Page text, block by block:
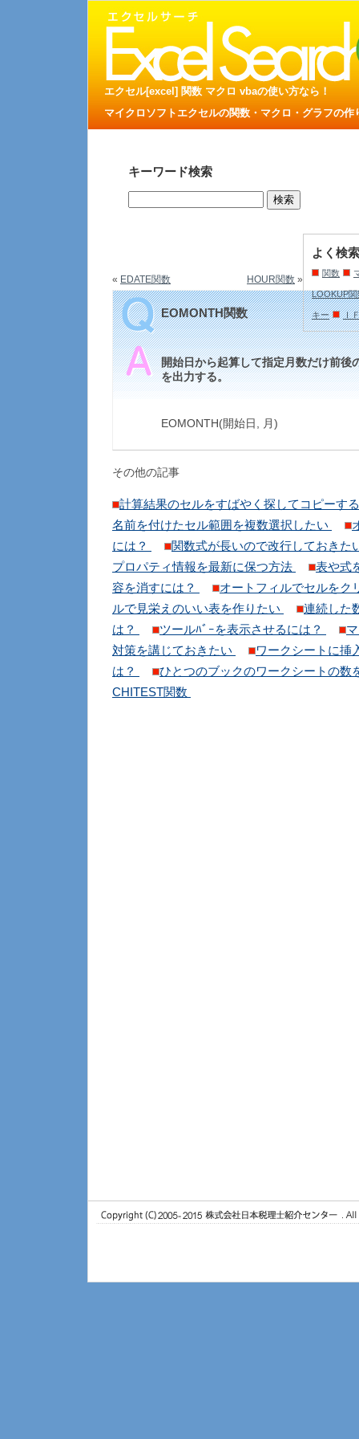
エクセル[excel] 関数 マクロ vbaの使い方なら！
マイクロソフトエクセルの関数・マクロ・グラフの
キーワード検索
よく検
関数
LOOKUP関
キー Ｉ
« EDATE関数 HOUR関数 »
EOMONTH関数
開始日から起算して指定月数だけ前後
を出力する。
EOMONTH(開始日, 月)
その他の記事
計算結果のセルをすばやく探してコピーす
名前を付けたセル範囲を複数選択したい
には？
関数式が長いので改行しておきた
プロパティ情報を最新に保つ方法
表や式
容を消すには？
オートフィルでセルをク
ルで見栄えのいい表を作りたい
連続した
は？
ツールﾊﾞｰを表示させるには？
対策を講じておきたい
ワークシートに挿
は？
ひとつのブックのワークシートの数
CHITEST関数